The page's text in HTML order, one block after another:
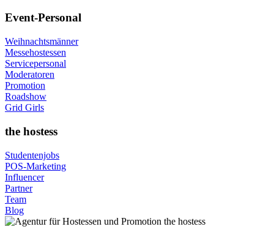
Event-Personal
Weihnachtsmänner
Messehostessen
Servicepersonal
Moderatoren
Promotion
Roadshow
Grid Girls
the hostess
Studentenjobs
POS-Marketing
Influencer
Partner
Team
Blog